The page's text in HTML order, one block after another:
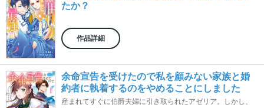
たか？
作品詳細
余命宣告を受けたので私を顧みない家族と婚
約者に執着するのをやめることにしました
産まれてすぐに伯爵夫婦に引き取られたアゼリア。しかし、